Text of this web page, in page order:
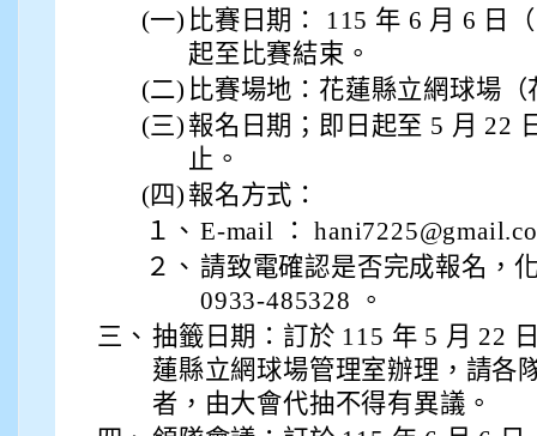
(一) 比賽日期： 115 年 6 月 6 日
起至比賽結束。
(二) 比賽場地：花蓮縣立網球場
(三) 報名日期；即日起至 5 月 22
止。
(四) 報名方式：
１、 E-mail ：
２、 請致電確認是否完成報名，
0933-485328 。
三、 抽籤日期：訂於 115 年 5 月 22
蓮縣立網球場管理室辦理，請各
者，由大會代抽不得有異議。